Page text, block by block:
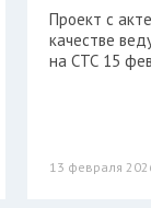
Проект с
качестве
на СТС 15
13 февраля